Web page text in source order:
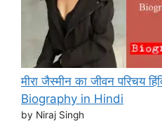
मीरा जैस्मीन का जीवन परिचय
Biography in Hindi
by Niraj Singh